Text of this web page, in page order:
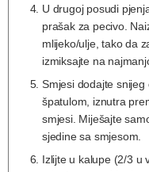
U drugoj posudi
prašak za pecivo.
mlijeko/ulje, tako da
izmiksajte na
Smjesi dodajte
špatulom, iznutra
smjesi. Miješajte
sjedine sa smjesom.
Izlijte u kalupe (2/3 u